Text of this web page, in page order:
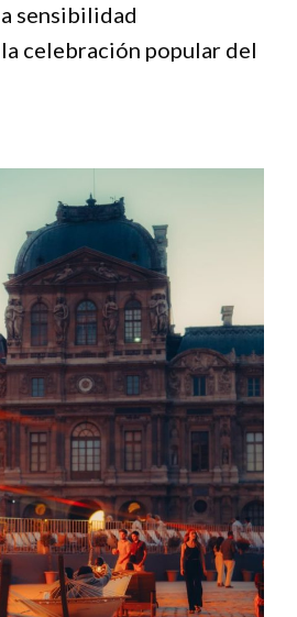
sensibilidad
celebración popular del